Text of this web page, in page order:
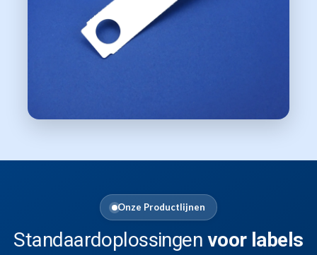
Onze Productlijnen
Standaardoplossingen voor labels